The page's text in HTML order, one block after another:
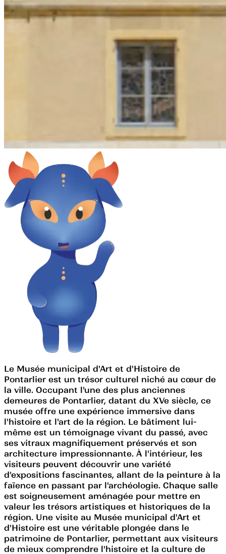
Le Musée municipal d'Art et d'Histoire de
Pontarlier est un trésor culturel niché au cœur de
la ville. Occupant l'une des plus anciennes
demeures de Pontarlier, datant du XVe siècle, ce
musée offre une expérience immersive dans
l'histoire et l'art de la région. Le bâtiment lui-
même est un témoignage vivant du passé, avec
ses vitraux magnifiquement préservés et son
architecture impressionnante. À l'intérieur, les
visiteurs peuvent découvrir une variété
d'expositions fascinantes, allant de la peinture à la
faïence en passant par l'archéologie. Chaque salle
est soigneusement aménagée pour mettre en
valeur les trésors artistiques et historiques de la
région. Une visite au Musée municipal d'Art et
d'Histoire est une véritable plongée dans le
patrimoine de Pontarlier, permettant aux visiteurs
de mieux comprendre l'histoire et la culture de